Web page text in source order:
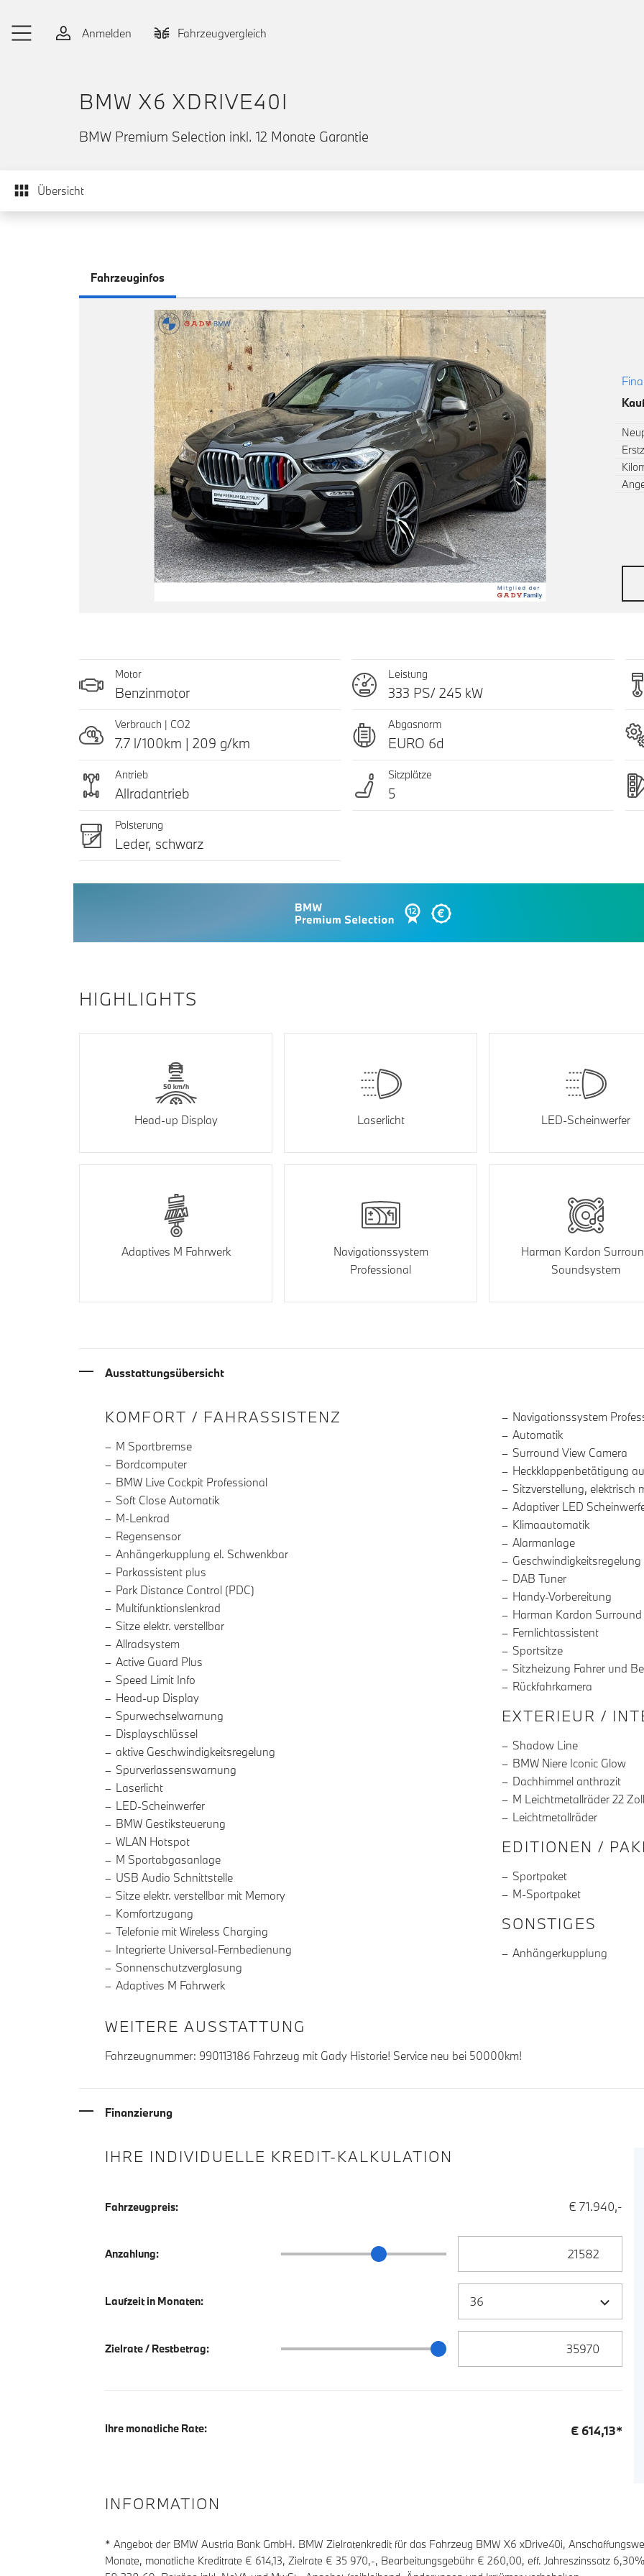
Anmelden
Fahrzeugvergleich
BMW X6 XDRIVE40I
BMW Premium Selection inkl. 12 Monate Garantie
Übersicht
Fahrzeuginfos
Motor
Benzinmotor
Leistung
333 PS/ 245 kW
Verbrauch | CO2
7.7 l/100km | 209 g/km
Abgasnorm
EURO 6d
Antrieb
Allradantrieb
Sitzplätze
5
Polsterung
Leder, schwarz
HIGHLIGHTS
Head-up Display Laserlicht LED-Scheinwerfer
Adaptives M Fahrwerk
Navigationssystem
Professional
Harman Kardon
Soundsystem
Ausstattungsübersicht
INFORMATIONEN ÜBER DIE AUSSTATTUNG
KOMFORT / FAHRASSISTENZ
M Sportbremse
Bordcomputer
BMW Live Cockpit Professional
Soft Close Automatik
M-Lenkrad
Regensensor
Anhängerkupplung el. Schwenkbar
Parkassistent plus
Park Distance Control (PDC)
Multifunktionslenkrad
Sitze elektr. verstellbar
Allradsystem
Active Guard Plus
Speed Limit Info
Head-up Display
Spurwechselwarnung
Displayschlüssel
aktive Geschwindigkeitsregelung
Spurverlassenswarnung
Laserlicht
LED-Scheinwerfer
BMW Gestiksteuerung
WLAN Hotspot
M Sportabgasanlage
USB Audio Schnittstelle
Sitze elektr. verstellbar mit Memory
Komfortzugang
Telefonie mit Wireless Charging
Integrierte Universal-Fernbedienung
Sonnenschutzverglasung
Adaptives M Fahrwerk
Navigationssystem
Automatik
Surround View Camera
Heckklappenbetätigung
Sitzverstellung, elektrisch
Adaptiver LED
Klimaautomatik
Alarmanlage
Geschwindigkeitsregelung
DAB Tuner
Handy-Vorbereitung
Harman Kardon
Fernlichtassistent
Sportsitze
Sitzheizung Fahrer und
Rückfahrkamera
EXTERIEUR /
Shadow Line
BMW Niere Iconic Glow
Dachhimmel anthrazit
M Leichtmetallräder 22 Zoll
Leichtmetallräder
EDITIONEN /
Sportpaket
M-Sportpaket
SONSTIGES
Anhängerkupplung
WEITERE AUSSTATTUNG
Fahrzeugnummer: 990113186 Fahrzeug mit Gady Historie! Service neu bei 50000km!
Finanzierung
IHRE INDIVIDUELLE KREDIT-KALKULATION
Fahrzeugpreis: € 71.940,-
Anzahlung: Anzahlung Schieberegler
Laufzeit in Monaten:
Zielrate / Restbetrag: Zielrate / Restbetrag Schieberegler
Ihre monatliche Rate: € 614,13*
INFORMATION
* Angebot der BMW Austria Bank GmbH. BMW Zielratenkredit für das Fahrzeug BMW X6 xDrive40i,
Monate, monatliche Kreditrate € 614,13, Zielrate € 35 970,-, Bearbeitungsgebühr € 260,00, eff. Jahreszinssatz 6,30